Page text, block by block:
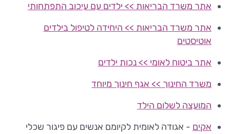
אתר משרד הבריאות >> ילדים עם עיכוב התפתחותי
אתר משרד הבריאות >> היחידה לטיפול בילדים
אוטיסטים
אתר ביטוח לאומי >> נכות ילדים
משרד החינוך >> אגף חינוך מיוחד
המועצה לשלום הילד
אקים - אגודה לאומית לקיומם אנשים עם פיגור שכלי